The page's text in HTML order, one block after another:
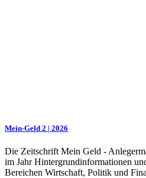
Mein-Geld 2 | 2026
Die Zeitschrift Mein Geld -
im Jahr Hintergrundinformationen
Bereichen Wirtschaft, Politik und